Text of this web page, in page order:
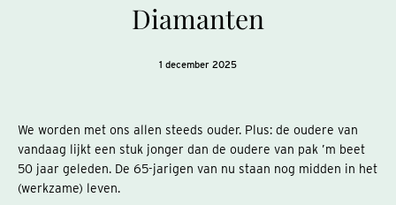
Diamanten
1 december 2025
We worden met ons allen steeds ouder. Plus: de oudere van
vandaag lijkt een stuk jonger dan de oudere van pak ’m beet
50 jaar geleden. De 65-jarigen van nu staan nog midden in het
(werkzame) leven.